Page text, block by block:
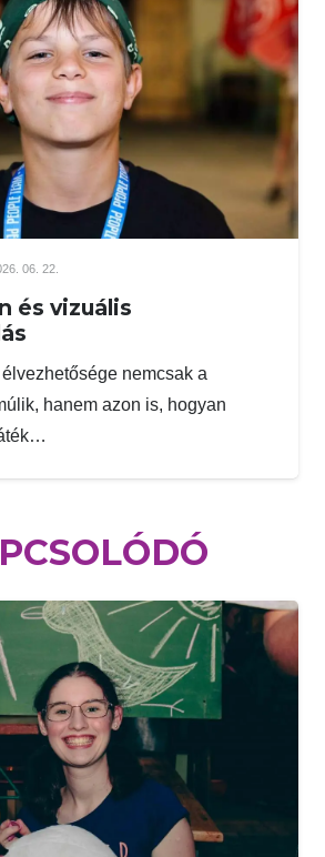
06. 22.
és vizuális
nemcsak a
hanem azon is, hogyan